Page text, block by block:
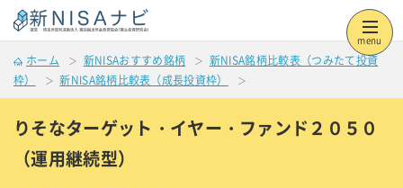
menu
ホーム 新NISAおすすめ銘柄
新NISA銘柄比較表（つみたて投資
枠）
新NISA銘柄比較表（成長投資枠）
りそなターゲット・イヤー・ファンド２０５０
（運用継続型）